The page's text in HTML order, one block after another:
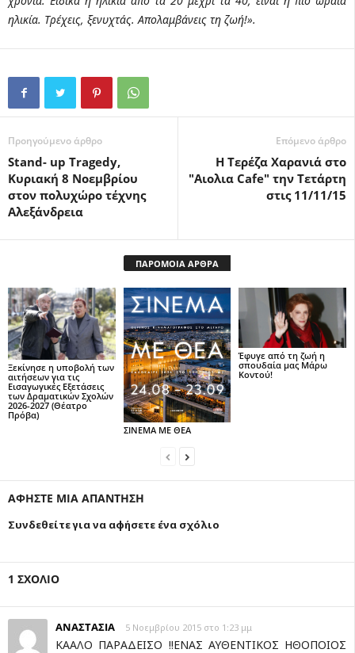
ηλικία. Τρέχεις, ξενυχτάς. Απολαμβάνεις τη ζωή!».
Προηγούμενο άρθρο
Stand- up Tragedy,
Κυριακή 8 Νοεμβρίου
στον πολυχώρο τέχνης
Αλεξάνδρεια
Επόμενο άρθρο
H Tερέζα Χαρανιά στο
"Αιολια Cafe" την Tετάρτη
στις 11/11/15
ΠΑΡΟΜΟΙΑ ΑΡΘΡΑ
Ξεκίνησε η υποβολή των
αιτήσεων για τις
Εισαγωγικές Εξετάσεις
των Δραματικών Σχολών
2026-2027 (Θέατρο
Πρόβα)
ΣΙΝΕΜΑ ΜΕ ΘΕΑ
Έφυγε από τη ζωή η
σπουδαία μας Μάρω
Κοντού!
1 ΣΧΟΛΙΟ
ΑΝΑΣΤΑΣΙΑ 5 Νοεμβρίου 2015 στο 1:23 μμ
ΚΑΑΛΟ ΠΑΡΑΔΕΙΣΟ !!ΕΝΑΣ ΑΥΘΕΝΤΙΚΟΣ ΗΘΟΠΟΙΟΣ
ΑΦΗΣΤΕ ΜΙΑ ΑΠΑΝΤΗΣΗ
Συνδεθείτε για να αφήσετε ένα σχόλιο